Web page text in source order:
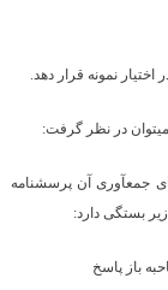
در نظر گرفت:
جمع­آوری آن پرسشنامه
بستگی دارد: